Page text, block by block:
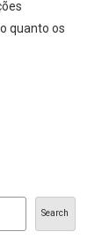
quanto os
Search